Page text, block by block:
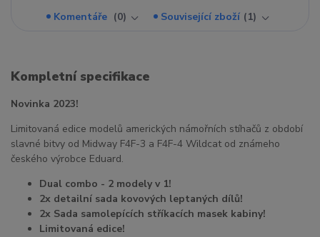
Komentáře
0 Související zboží 1
Kompletní specifikace
Novinka 2023!
Limitovaná edice modelů amerických námořních stíhačů z období
slavné bitvy od Midway F4F-3 a F4F-4 Wildcat od známeho
českého výrobce Eduard.
Dual combo - 2 modely v 1!
2x detailní sada kovových leptaných dílů!
2x Sada samolepících stříkacích masek kabiny!
Limitovaná edice!